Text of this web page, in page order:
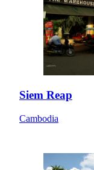
Siem Reap
Cambodia